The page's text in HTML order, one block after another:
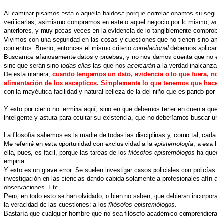
Al caminar pisamos esta o aquella baldosa porque correlacionamos su
verificarlas; asimismo compramos en este o aquel negocio por lo mismo;
anteriores, y muy pocas veces en la evidencia de lo tangiblemente
Vivimos con una seguridad en las cosas y cuestiones que no tienen sino
contentos. Bueno, entonces el mismo criterio correlacional debemos
Buscamos afanosamente datos y pruebas, y no nos damos cuenta que
sino que serán sino todas ellas las que nos acercarán a la verdad
De esta manera, cuando tengamos un dato, evidencia o lo que fuera,
alimentación de los escépticos. Simplemente lo que tenemos que
con la mayéutica facilidad y natural belleza de la del niño que es parido por
Y esto por cierto no termina aquí, sino en que debemos tener en cuenta
inteligente y astuta para ocultar su existencia, que no deberíamos buscar
La filosofía sabemos es la madre de todas las disciplinas y, como tal,
Me referiré en esta oportunidad con exclusividad a la epistemología, a esa
ella, pues, es fácil, porque las tareas de los filósofos epistemólogos ha
empiria.
Y esto es un grave error. Se suelen investigar casos policiales con
investigación en las ciencias dando cabida solamente a profesionales
observaciones. Etc.
Pero, en todo esto se han olvidado, o bien no saben, que debieran
la veracidad de las cuestiones: a los filósofos epistemólogos.
Bastaría que cualquier hombre que no sea filósofo académico